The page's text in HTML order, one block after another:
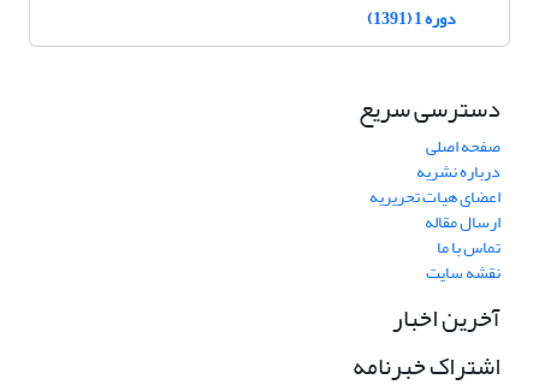
دوره 1 (1391)
دسترسی سریع
صفحه اصلی
درباره نشریه
اعضای هیات تحریریه
ارسال مقاله
تماس با ما
نقشه سایت
آخرین اخبار
اشتراک خبرنامه